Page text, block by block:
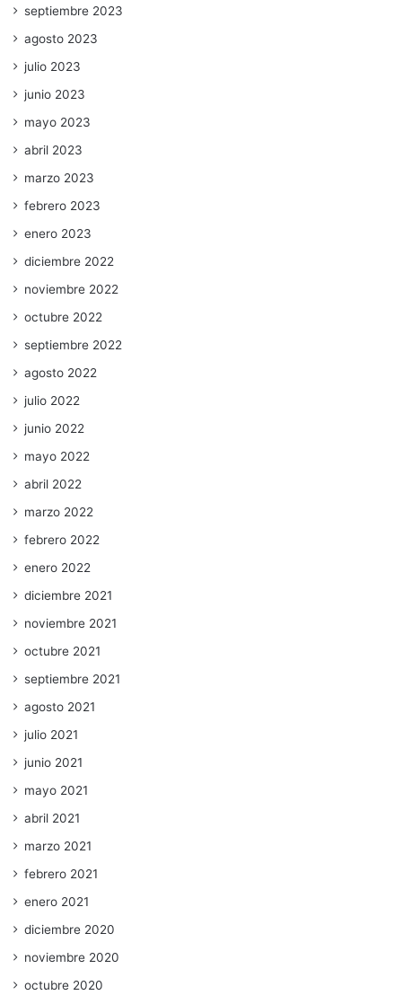
septiembre 2023
agosto 2023
julio 2023
junio 2023
mayo 2023
abril 2023
marzo 2023
febrero 2023
enero 2023
diciembre 2022
noviembre 2022
octubre 2022
septiembre 2022
agosto 2022
julio 2022
junio 2022
mayo 2022
abril 2022
marzo 2022
febrero 2022
enero 2022
diciembre 2021
noviembre 2021
octubre 2021
septiembre 2021
agosto 2021
julio 2021
junio 2021
mayo 2021
abril 2021
marzo 2021
febrero 2021
enero 2021
diciembre 2020
noviembre 2020
octubre 2020